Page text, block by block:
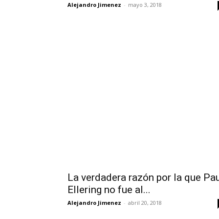
Alejandro Jimenez - mayo 3, 2018
La verdadera razón por la que
Ellering no fue al...
Alejandro Jimenez - abril 20, 2018